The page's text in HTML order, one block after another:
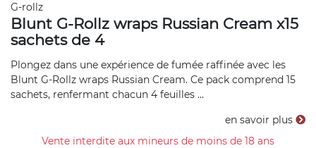
G-rollz
Blunt G-Rollz wraps Russian Cream x15
sachets de 4
Plongez dans une expérience de fumée raffinée avec les
Blunt G-Rollz wraps Russian Cream. Ce pack comprend 15
sachets, renfermant chacun 4 feuilles ...
en savoir plus
Vente interdite aux mineurs de moins de 18 ans